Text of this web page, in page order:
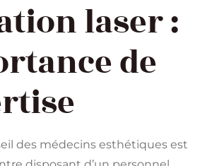
laser :
de
des médecins esthétiques est